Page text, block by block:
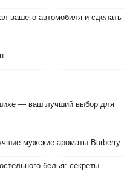
вашего автомобиля и сделать
— ваш лучший выбор для
мужские ароматы Burberry
белья: секреты